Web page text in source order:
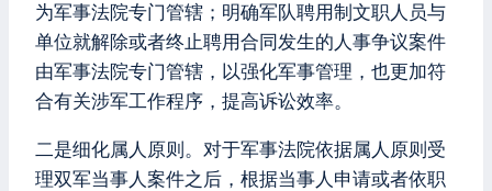
为军事法院专门管辖；明确军队聘用制文职人员与
单位就解除或者终止聘用合同发生的人事争议案件
由军事法院专门管辖，以强化军事管理，也更加符
合有关涉军工作程序，提高诉讼效率。
二是细化属人原则。对于军事法院依据属人原则受
理双军当事人案件之后，根据当事人申请或者依职